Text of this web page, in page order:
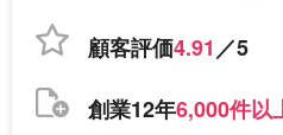
顧客評価4.91／5
創業12年6,000件以